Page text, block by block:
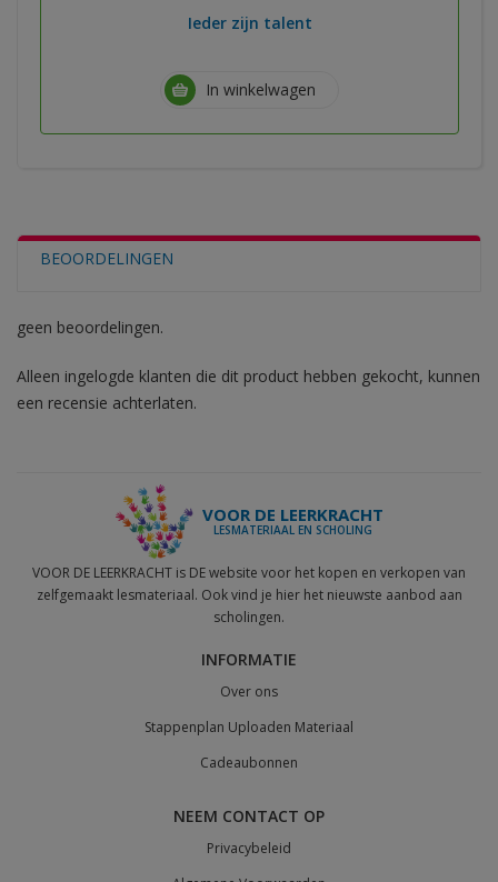
Ieder zijn talent
In winkelwagen
BEOORDELINGEN
geen beoordelingen.
Alleen ingelogde klanten die dit product hebben gekocht, kunnen
een recensie achterlaten.
VOOR DE LEERKRACHT
LESMATERIAAL EN SCHOLING
VOOR DE LEERKRACHT is DE website voor het kopen en verkopen van
zelfgemaakt lesmateriaal. Ook vind je hier het nieuwste aanbod aan
scholingen.
INFORMATIE
Over ons
Stappenplan Uploaden Materiaal
Cadeaubonnen
NEEM CONTACT OP
Privacybeleid